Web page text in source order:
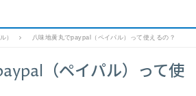
） 八味地黄丸でpaypal（ペイパル）って使えるの？
（ペイパル）って使